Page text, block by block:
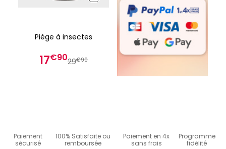
Piège à insectes
17€9029€90
Paiement
sécurisé
100% Satisfaite ou
remboursée
Paiement en 4x
sans frais
Programme
fidélité